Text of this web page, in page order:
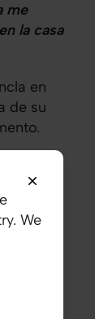
me
la casa
en
de su
We